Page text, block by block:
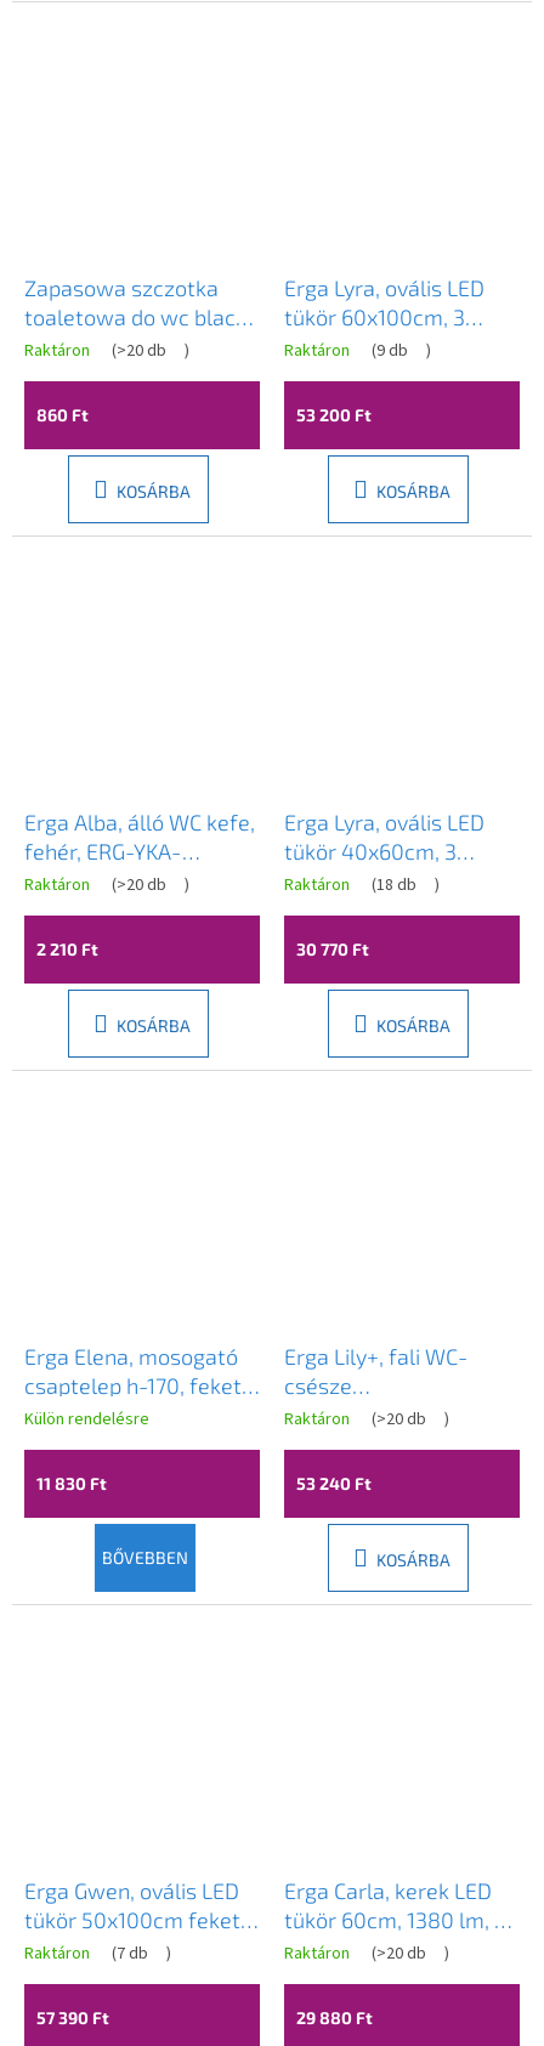
Zapasowa szczotka
toaletowa do wc black
- Yoka
Raktáron (>20 db )
860 Ft
KOSÁRBA
Erga Lyra, ovális LED
tükör 60x100cm, 3
színű fény, első és
hátsó világítás,
páramentes fűtőbetét,
Raktáron (9 db )
53 200 Ft
KOSÁRBA
Erga Alba, álló WC kefe,
fehér, ERG-YKA-
CH.ALBA-WH SWC
Raktáron (>20 db )
2 210 Ft
KOSÁRBA
Erga Lyra, ovális LED
tükör 40x60cm, 3
fényszín, első és hátsó
világítás, páramentes
fűtőpárna, ERG-V01-
A
termék
értékelése
5-
Raktáron (18 db )
30 770 Ft
KOSÁRBA
Erga Elena, mosogató
csaptelep h-170, fekete
matt, ERG-YKA-
BU.ELENA24-BLK
Külön rendelésre
11 830 Ft
BŐVEBBEN
Erga Lily+, fali WC-
csésze
490x370x365mm,
Tornado 2 perem nélküli
+ lágyan záródó WC-
LILY-TO2-WH
Raktáron (>20 db )
53 240 Ft
KOSÁRBA
Erga Gwen, ovális LED
tükör 50x100cm fekete
fém keretben, 3 világos
szín, elülső világítás,
páramentes fűtőpárna,
Raktáron (7 db )
57 390 Ft
Erga Carla, kerek LED
tükör 60cm, 1380 lm, 3
világos szín, ERG-V01-
208-6060
A
termék
értékelése
Raktáron (>20 db )
29 880 Ft